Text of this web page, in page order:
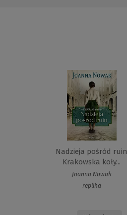
Nadzieja pośród ruin
Krakowska koły...
Joanna Nowak
replika